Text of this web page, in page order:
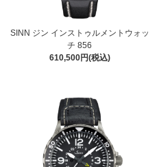
SINN ジン インストゥルメントウォッ
チ 856
610,500円(税込)